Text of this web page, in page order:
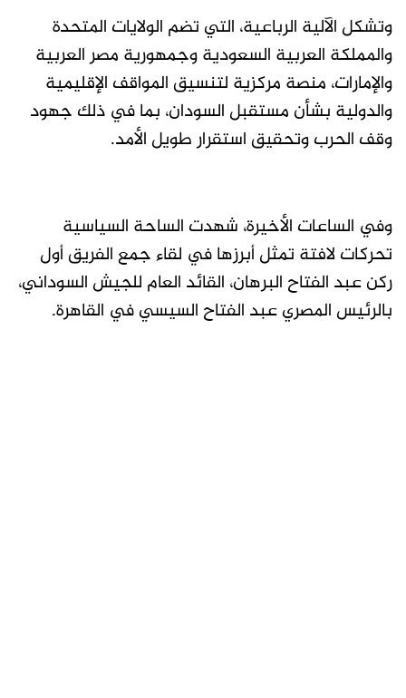
وتشكل الآلية الرباعية، التي تضم الولايات المتحدة
والمملكة العربية السعودية وجمهورية مصر العربية
والإمارات، منصة مركزية لتنسيق المواقف الإقليمية
والدولية بشأن مستقبل السودان، بما في ذلك جهود
وقف الحرب وتحقيق استقرار طويل الأمد.
وفي الساعات الأخيرة، شهدت الساحة السياسية
تحركات لافتة تمثل أبرزها في لقاء جمع الفريق أول
ركن عبد الفتاح البرهان، القائد العام للجيش السوداني،
بالرئيس المصري عبد الفتاح السيسي في القاهرة.